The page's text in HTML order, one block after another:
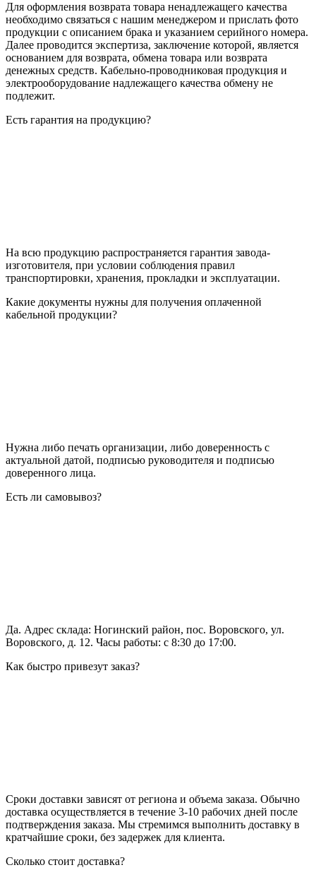
Для оформления возврата товара ненадлежащего качества
необходимо связаться с нашим менеджером и прислать фото
продукции с описанием брака и указанием серийного номера.
Далее проводится экспертиза, заключение которой, является
основанием для возврата, обмена товара или возврата
денежных средств. Кабельно-проводниковая продукция и
электрооборудование надлежащего качества обмену не
подлежит.
Есть гарантия на продукцию?
На всю продукцию распространяется гарантия завода-
изготовителя, при условии соблюдения правил
транспортировки, хранения, прокладки и эксплуатации.
Какие документы нужны для получения оплаченной
кабельной продукции?
Нужна либо печать организации, либо доверенность с
актуальной датой, подписью руководителя и подписью
доверенного лица.
Есть ли самовывоз?
Да. Адрес склада: Ногинский район, пос. Воровского, ул.
Воровского, д. 12. Часы работы: с 8:30 до 17:00.
Как быстро привезут заказ?
Сроки доставки зависят от региона и объема заказа. Обычно
доставка осуществляется в течение 3-10 рабочих дней после
подтверждения заказа. Мы стремимся выполнить доставку в
кратчайшие сроки, без задержек для клиента.
Сколько стоит доставка?